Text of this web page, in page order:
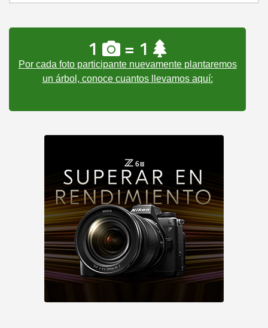
1 = 1
Por cada foto participante nuevamente plantaremos
un árbol, conoce cuantos llevamos aquí: